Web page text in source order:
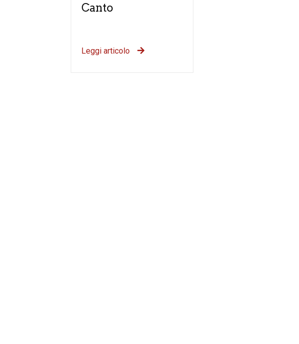
Canto
Leggi articolo